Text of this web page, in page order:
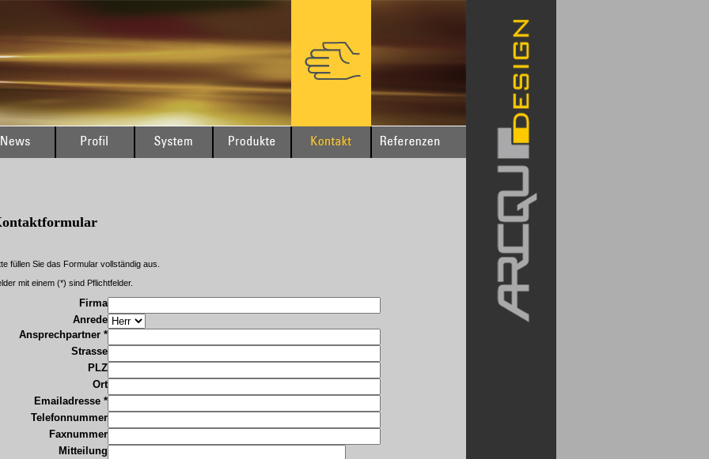
füllen Sie das Formular vollständig aus.
mit einem (*) sind Pflichtfelder.
Firma
Anrede
Ansprechpartner *
Strasse
PLZ
Ort
Emailadresse *
Telefonnummer
Faxnummer
Mitteilung